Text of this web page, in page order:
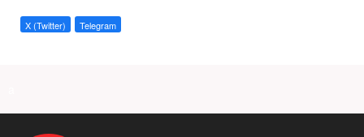
X (Twitter) Telegram